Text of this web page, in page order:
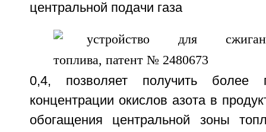
центральной подачи газа
0,4, позволяет получить более
концентрации окислов азота в
обогащения центральной зоны